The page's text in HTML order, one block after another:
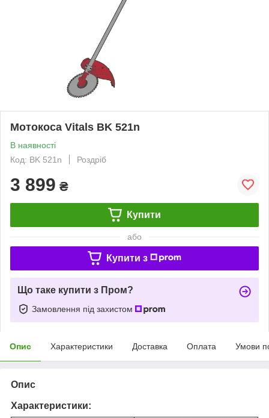
Мотокоса Vitals BK 521n
В наявності
Код: BK 521n
Роздріб
3 899 ₴
Купити
або
Купити з
Що таке купити з Пром?
Замовлення під захистом
Опис Характеристики Доставка Оплата Умови
Опис
Характеристики: